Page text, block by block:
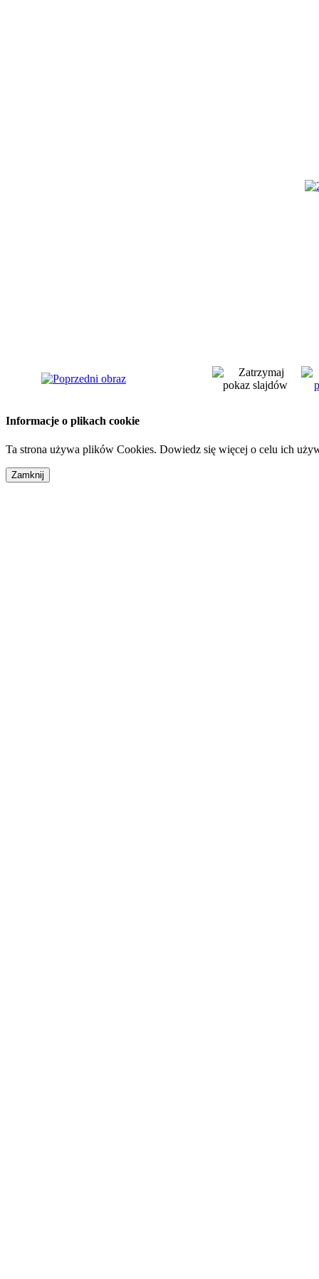
Informacje o plikach cookie
Ta strona używa plików Cookies. Dowiedz się więcej o celu ich